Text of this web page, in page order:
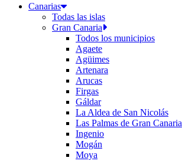
Canarias
Todas las islas
Gran Canaria
Todos los municipios
Agaete
Agüimes
Artenara
Arucas
Firgas
Gáldar
La Aldea de San Nicolás
Las Palmas de Gran Canaria
Ingenio
Mogán
Moya